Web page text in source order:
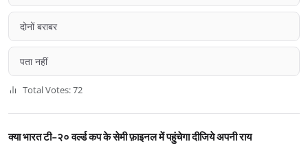
दोनों बराबर
पता नहीं
Total Votes: 72
क्या भारत टी-२० वर्ल्ड कप के सेमी फ़ाइनल में पहुंचेगा दीजिये अपनी राय